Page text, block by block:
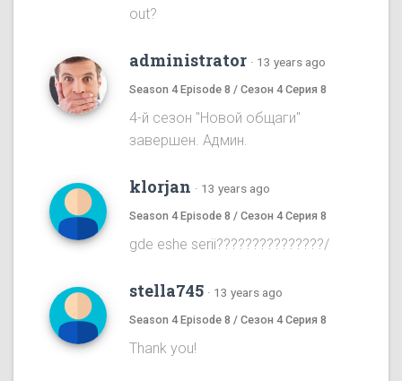
out?
administrator · 13 years ago
Season 4 Episode 8 / Сезон 4 Серия 8
4-й сезон "Новой общаги"
завершен. Админ.
klorjan · 13 years ago
Season 4 Episode 8 / Сезон 4 Серия 8
gde eshe serii???????????????/
stella745 · 13 years ago
Season 4 Episode 8 / Сезон 4 Серия 8
Thank you!